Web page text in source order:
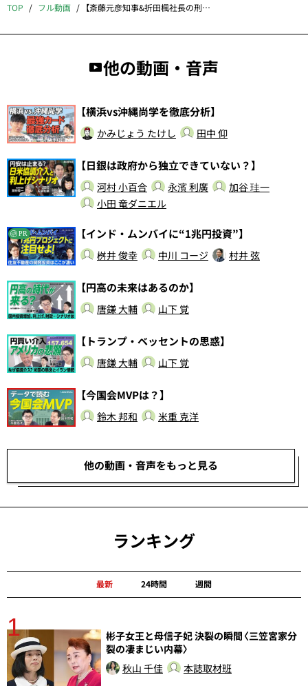
TOP フル動画 【斎藤元彦知事&折田楓社長の刑事告発を受理】
他の動画・音声
【横浜vs沖縄尚学を徹底分析】
かみじょう たけし 田中 仰
【日銀は政府から独立できていない？】
河村 小百合 永濱 利廣
加谷 珪一
小田 竜ダニエル
PR 【インド・ムンバイに“1兆円投資”】
桝井 俊幸 中川 コージ 村井 弦
【円高の未来はあるのか】
唐鎌 大輔 山下 覚
【トランプ・ベッセントの思惑】
唐鎌 大輔 山下 覚
【今国会MVPは？】
鈴木 邦和 米重 克洋
他の動画・音声をもっと見る
ランキング
最新 24時間 週間
1
彬子女王と母信子妃 決裂の瞬間〈三笠宮家分
裂の凄まじい内幕〉
秋山 千佳
本誌取材班